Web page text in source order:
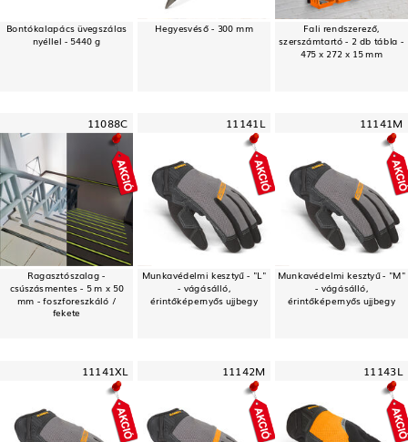
Bontókalapács üvegszálas
nyéllel - 5440 g
Hegyesvéső - 300 mm Fali rendszerező,
szerszámtartó - 2 db tábla -
475 x 272 x 15 mm
11088C
Ragasztószalag -
csúszásmentes - 5 m x 50
mm - foszforeszkáló /
fekete
11141L
Munkavédelmi kesztyű - "L"
- vágásálló,
érintőképernyős ujjbegy
11141M
Munkavédelmi kesztyű - "M"
- vágásálló,
érintőképernyős ujjbegy
11141XL 11142M 11143L